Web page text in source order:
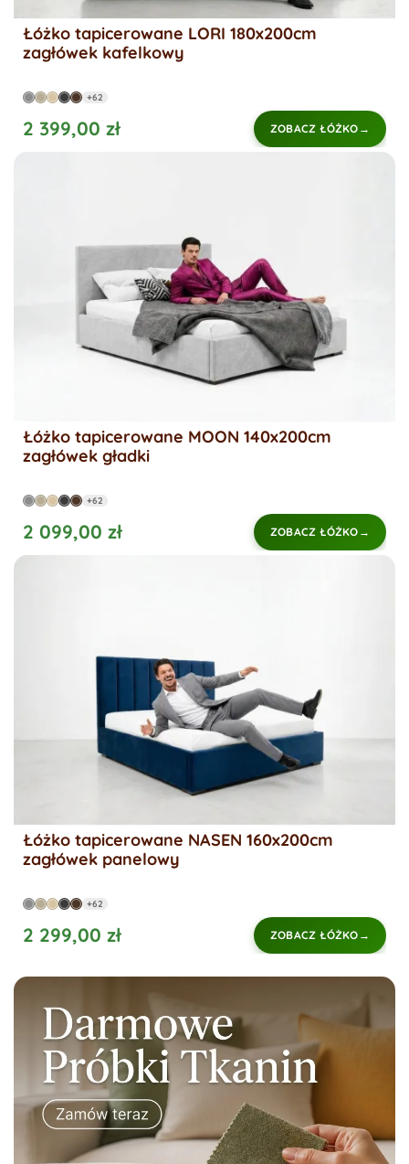
Łóżko tapicerowane LORI 180x200cm
zagłówek kafelkowy
+62
2 399,00 zł ZOBACZ ŁÓŻKO
Łóżko tapicerowane MOON 140x200cm
zagłówek gładki
+62
2 099,00 zł ZOBACZ ŁÓŻKO
Łóżko tapicerowane NASEN 160x200cm
zagłówek panelowy
+62
2 299,00 zł ZOBACZ ŁÓŻKO